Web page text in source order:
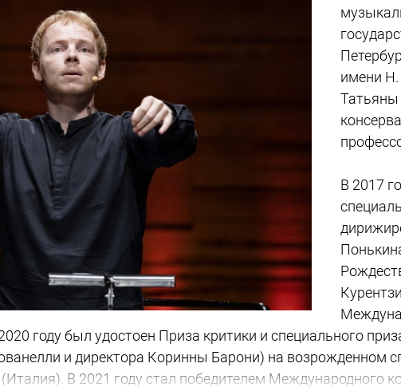
имени Н.
Татьяны
В 2017
году был удостоен Приза критики и специального
и директора Коринны Барони) на возрожденном
В 2021 году стал победителем Международного